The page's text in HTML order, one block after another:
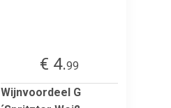
€ 4.99
Wijnvoordeel G